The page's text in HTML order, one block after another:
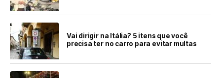
Vai dirigir na Itália? 5 itens que você
precisa ter no carro para evitar multas